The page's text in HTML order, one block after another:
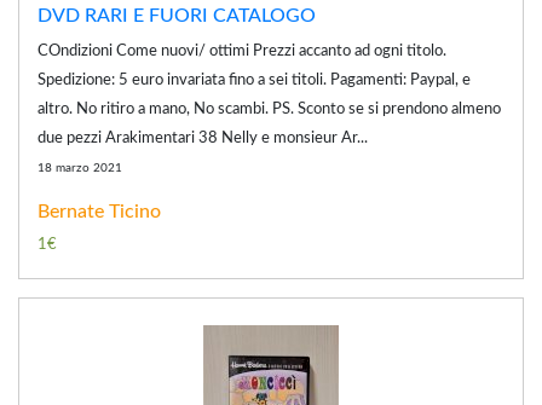
DVD RARI E FUORI CATALOGO
COndizioni Come nuovi/ ottimi Prezzi accanto ad ogni titolo.
Spedizione: 5 euro invariata fino a sei titoli. Pagamenti: Paypal, e
altro. No ritiro a mano, No scambi. PS. Sconto se si prendono almeno
due pezzi Arakimentari 38 Nelly e monsieur Ar...
18 marzo 2021
Bernate Ticino
1€